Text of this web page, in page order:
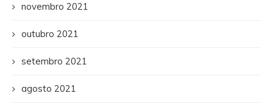
novembro 2021
outubro 2021
setembro 2021
agosto 2021